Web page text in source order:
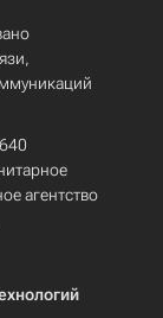
агентство